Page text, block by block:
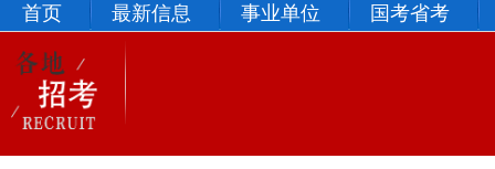
首页 最新信息 事业单位 国考省考